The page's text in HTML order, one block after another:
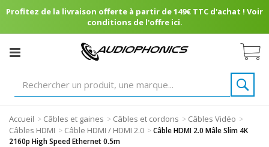
Profitez de la livraison offerte à partir de 149€ TTC d'achat ! Voir
conditions de l'offre ici.
Accueil > Câbles et gaines > Câbles et cordons > Câbles Vidéo >
Câbles HDMI > Câble HDMI / HDMI 2.0 >Câble HDMI 2.0 Mâle Slim 4K
2160p High Speed Ethernet 0.5m